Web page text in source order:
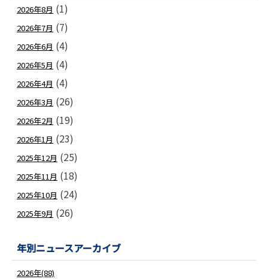
2026年8月 (1)
2026年7月 (7)
2026年6月 (4)
2026年5月 (4)
2026年4月 (4)
2026年3月 (26)
2026年2月 (19)
2026年1月 (23)
2025年12月 (25)
2025年11月 (18)
2025年10月 (24)
2025年9月 (26)
年別ニュースアーカイブ
2026年(88)